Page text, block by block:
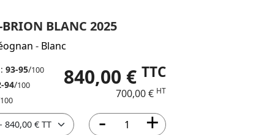
BLANC 2025
- Blanc
93-95/100
94/100
100
840,00 € TTC
700,00 € HT